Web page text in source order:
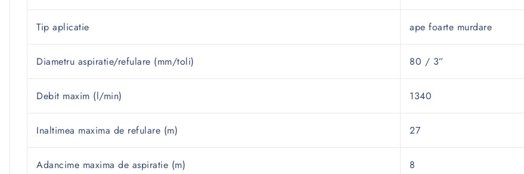
Tip aplicatie ape foarte murdare
Diametru aspiratie/refulare (mm/toli) 80 / 3”
Debit maxim (l/min) 1340
Inaltimea maxima de refulare (m) 27
Adancime maxima de aspiratie (m) 8